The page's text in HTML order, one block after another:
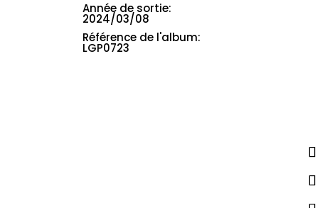
Année de sortie:
2024/03/08
Référence de l'album:
LGP0723